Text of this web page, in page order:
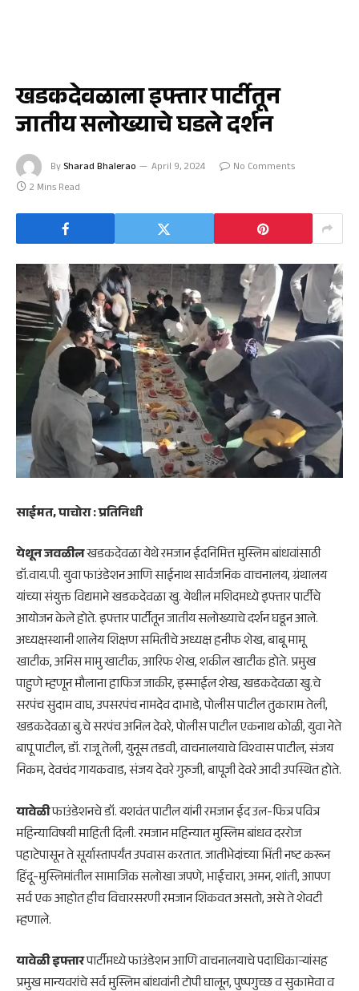
खडकदेवळाला इफ्तार पार्टीतून
जातीय सलोख्याचे घडले दर्शन
By Sharad Bhalerao April 9, 2024
No Comments
2 Mins Read
साईमत, पाचोरा : प्रतिनिधी
येथून जवळीलखडकदेवळा येथे रमजान ईदनिमित्त मुस्लिम बांधवांसाठी
डॉ.वाय.पी. युवा फाउंडेशन आणि साईनाथ सार्वजनिक वाचनालय, ग्रंथालय
यांच्या संयुक्त विद्यमाने खडकदेवळा खु. येथील मशिदमध्ये इफ्तार पार्टीचे
आयोजन केले होते. इफ्तार पार्टीतून जातीय सलोख्याचे दर्शन घडून आले.
अध्यक्षस्थानी शालेय शिक्षण समितीचे अध्यक्ष हनीफ शेख, बाबू मामू
खाटीक, अनिस मामु खाटीक, आरिफ शेख, शकील खाटीक होते. प्रमुख
पाहुणे म्हणून मौलाना हाफिज जाकीर, इस्माईल शेख, खडकदेवळा खु.चे
सरपंच सुदाम वाघ, उपसरपंच नामदेव दाभाडे, पोलीस पाटील तुकाराम तेली,
खडकदेवळा बु.चे सरपंच अनिल देवरे, पोलीस पाटील एकनाथ कोळी, युवा नेते
बापू पाटील, डॉ. राजू तेली, युनूस तडवी, वाचनालयाचे विश्‍वास पाटील, संजय
निकम, देवचंद गायकवाड, संजय देवरे गुरुजी, बापूजी देवरे आदी उपस्थित होते.
यावेळीफाउंडेशनचे डॉ. यशवंत पाटील यांनी रमजान ईद उल-फित्र पवित्र
महिन्याविषयी माहिती दिली. रमजान महिन्यात मुस्लिम बांधव दररोज
पहाटेपासून ते सूर्यास्तापर्यंत उपवास करतात. जातीभेदांच्या भिंती नष्ट करून
हिंदू-मुस्लिमांतील सामाजिक सलोखा जपणे, भाईचारा, अमन, शांती, आपण
सर्व एक आहोत हीच विचारसरणी रमजान शिकवत असतो, असे ते शेवटी
म्हणाले.
यावेळी इफ्तारपार्टीमध्ये फाउंडेशन आणि वाचनालयाचे पदाधिकाऱ्यांसह
प्रमुख मान्यवरांचे सर्व मुस्लिम बांधवांनी टोपी घालून, पुष्पगुच्छ व सुकामेवा व